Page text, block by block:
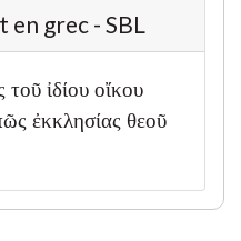
en grec - SBL
τοῦ ἰδίου οἴκου
ἐκκλησίας θεοῦ